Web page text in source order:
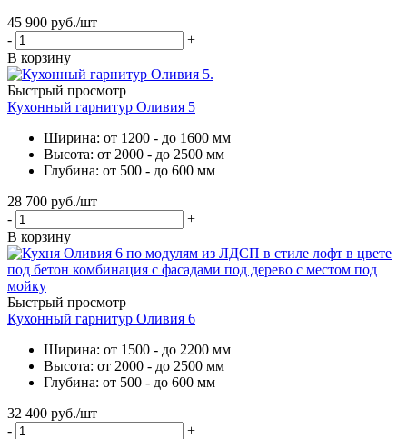
45 900 руб./шт
-
+
В корзину
Быстрый просмотр
Кухонный гарнитур Оливия 5
Ширина: от 1200 - до 1600 мм
Высота: от 2000 - до 2500 мм
Глубина: от 500 - до 600 мм
28 700 руб./шт
-
+
В корзину
Быстрый просмотр
Кухонный гарнитур Оливия 6
Ширина: от 1500 - до 2200 мм
Высота: от 2000 - до 2500 мм
Глубина: от 500 - до 600 мм
32 400 руб./шт
-
+